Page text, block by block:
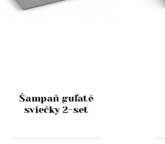
Šampaň guľaté
sviečky 2-set